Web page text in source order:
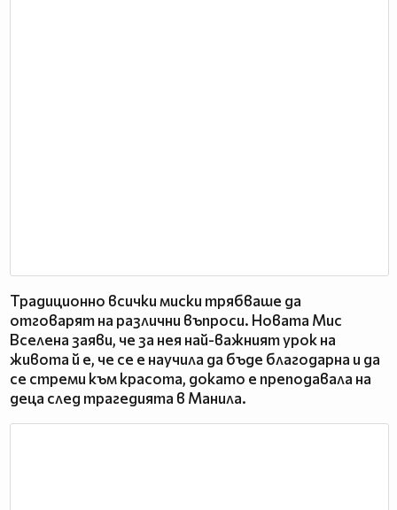
Традиционно всички миски трябваше да
отговарят на различни въпроси. Новата Мис
Вселена заяви, че за нея най-важният урок на
живота й е, че се е научила да бъде благодарна и да
се стреми към красота, докато е преподавала на
деца след трагедията в Манила.